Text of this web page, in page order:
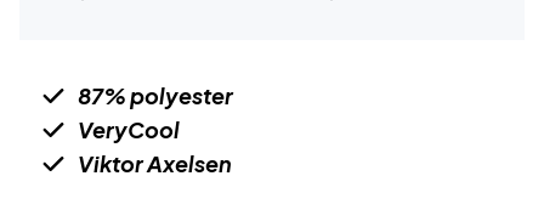
87% polyester
VeryCool
Viktor Axelsen